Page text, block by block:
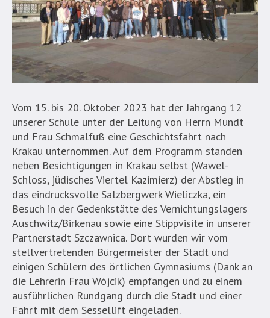
Vom 15. bis 20. Oktober 2023 hat der Jahrgang 12
unserer Schule unter der Leitung von Herrn Mundt
und Frau Schmalfuß eine Geschichtsfahrt nach
Krakau unternommen. Auf dem Programm standen
neben Besichtigungen in Krakau selbst (Wawel-
Schloss, jüdisches Viertel Kazimierz) der Abstieg in
das eindrucksvolle Salzbergwerk Wieliczka, ein
Besuch in der Gedenkstätte des Vernichtungslagers
Auschwitz/Birkenau sowie eine Stippvisite in unserer
Partnerstadt Szczawnica. Dort wurden wir vom
stellvertretenden Bürgermeister der Stadt und
einigen Schülern des örtlichen Gymnasiums (Dank an
die Lehrerin Frau Wójcik) empfangen und zu einem
ausführlichen Rundgang durch die Stadt und einer
Fahrt mit dem Sessellift eingeladen.